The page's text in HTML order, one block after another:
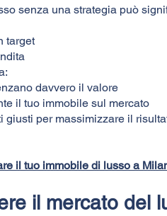
senza una strategia può
target
davvero il valore
il tuo immobile sul mercato
giusti per massimizzare il
il tuo immobile di lusso a
il mercato del